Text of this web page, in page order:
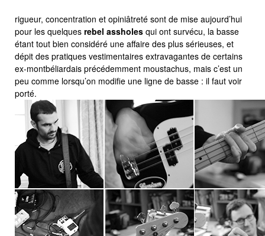
rigueur, concentration et opiniâtreté sont de mise aujourd’hui
pour les quelques rebel assholes qui ont survécu, la basse
étant tout bien considéré une affaire des plus sérieuses, et
dépit des pratiques vestimentaires extravagantes de certains
ex-montbéliardais précédemment moustachus, mais c’est un
peu comme lorsqu’on modifie une ligne de basse : il faut voir
porté.